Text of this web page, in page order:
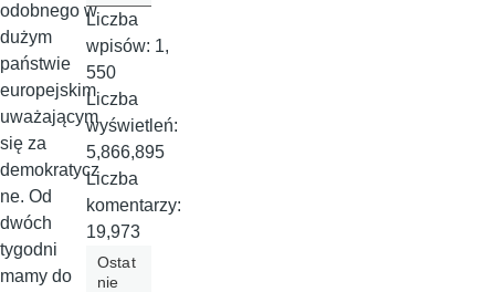
odobnego w
dużym
państwie
europejskim
uważającym
się za
demokratycz
ne. Od
dwóch
tygodni
mamy do
Liczba
wpisów: 1,
550
Liczba
wyświetleń:
5,866,895
Liczba
komentarzy:
19,973
Ostat
nie